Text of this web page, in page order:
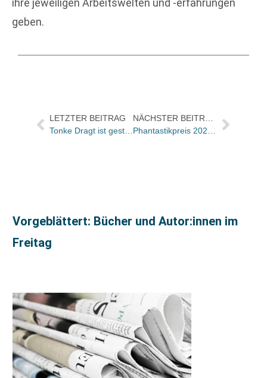
geben.
LETZTER BEITRAG
Tonke Dragt ist gestorben
Vorgeblättert: Bücher und Autor:innen im
Freitag